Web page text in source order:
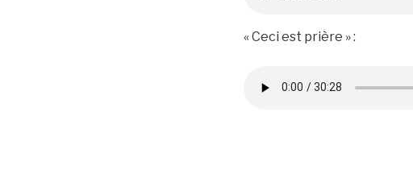
« Ceci est prière » :